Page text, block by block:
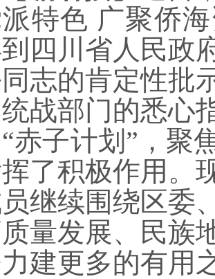
特色 广聚侨
四川省人民政
志的肯定性批
战部门的悉心
赤子计划”，聚
了积极作用。
继续围绕区委
量发展、民族
建更多的有用